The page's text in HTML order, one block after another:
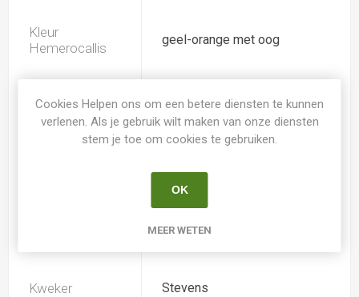
Kleur
Hemerocallis
geel-orange met oog
Spider
Bladverliezend
Hemerocallis
Kweker Stevens
Cookies Helpen ons om een betere diensten te kunnen
verlenen. Als je gebruik wilt maken van onze diensten
stem je toe om cookies te gebruiken.
OK
MEER WETEN